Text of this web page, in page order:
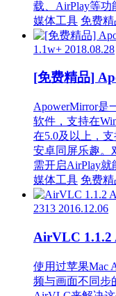
载、AirPlay等功
媒体工具 免费精
1.1w+ 2018.08.28
[免费精品]
ApowerMirror是
软件，支持在
在5.0及以上，
安卓同屏乐趣。
需开启AirPlay就
媒体工具 免费精
2313 2016.12.06
AirVLC 1.1.2
使用过苹果Mac
频与画面不同步